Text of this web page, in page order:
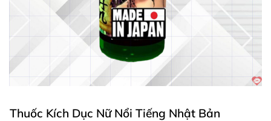
Thuốc Kích Dục Nữ Nổi Tiếng Nhật Bản